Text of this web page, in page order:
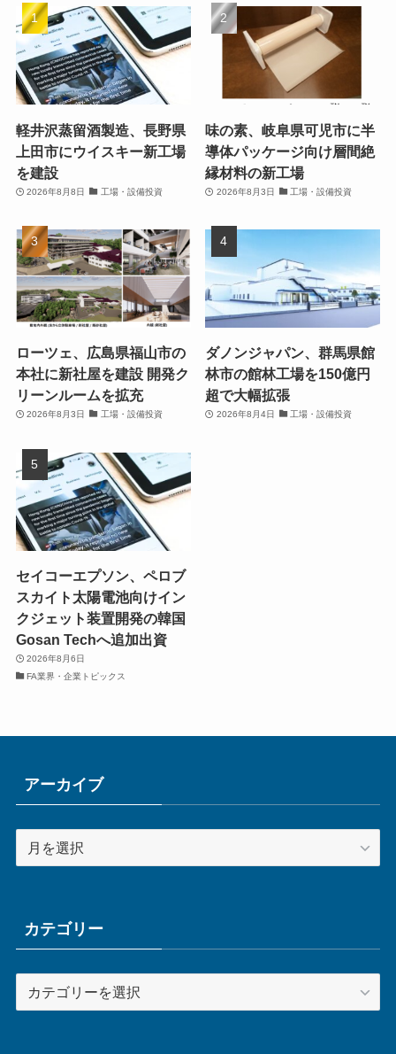
軽井沢蒸留酒製造、長野県
上田市にウイスキー新工場
を建設
2026年8月8日 工場・設備投資
味の素、岐阜県可児市に半
導体パッケージ向け層間絶
縁材料の新工場
2026年8月3日 工場・設備投資
ローツェ、広島県福山市の
本社に新社屋を建設 開発ク
リーンルームを拡充
2026年8月3日 工場・設備投資
ダノンジャパン、群馬県館
林市の館林工場を150億円
超で大幅拡張
2026年8月4日 工場・設備投資
セイコーエプソン、ペロブ
スカイト太陽電池向けイン
クジェット装置開発の韓国
Gosan Techへ追加出資
2026年8月6日
FA業界・企業トピックス
アーカイブ
ー
ブカテゴリー
テ